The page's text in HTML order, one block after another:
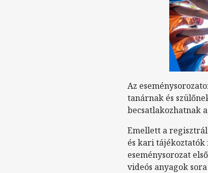
Az
tanárnak és
becsatlakozhatnak
Emellett a
és kari tájékoztatók
eseménysorozat
videós anyagok